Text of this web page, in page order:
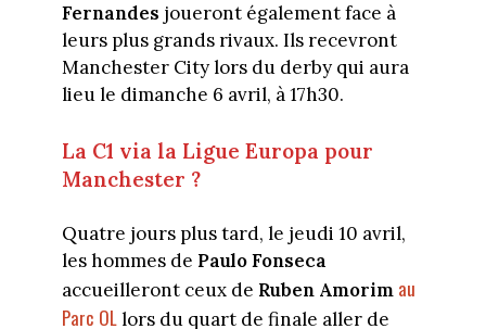
Fernandes joueront également face à
leurs plus grands rivaux. Ils recevront
Manchester City lors du derby qui aura
lieu le dimanche 6 avril, à 17h30.
La C1 via la Ligue Europa pour
Manchester ?
Quatre jours plus tard, le jeudi 10 avril,
les hommes de Paulo Fonseca
accueilleront ceux de Ruben Amorim au
Parc OLlors du quart de finale aller de